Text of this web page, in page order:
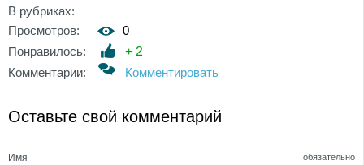
В рубриках:
Просмотров:
0
Понравилось:
+ 2
Комментарии:
Комментировать
Оставьте свой комментарий
Имя обязательно